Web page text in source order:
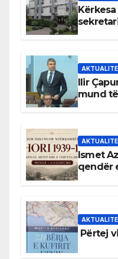
Ilir
mund
Ismet
qendër
Përtej